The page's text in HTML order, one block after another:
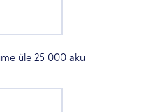
üle 25 000 aku